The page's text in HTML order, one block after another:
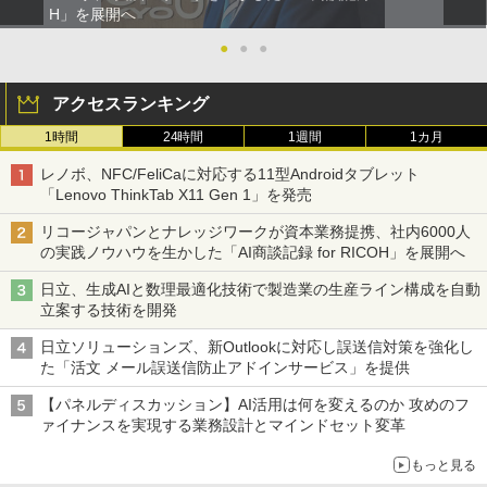
H」を展開へ
●
● ●
アクセスランキング
1時間 24時間 1週間 1カ月
レノボ、NFC/FeliCaに対応する11型Androidタブレット
「Lenovo ThinkTab X11 Gen 1」を発売
リコージャパンとナレッジワークが資本業務提携、社内6000人
の実践ノウハウを生かした「AI商談記録 for RICOH」を展開へ
日立、生成AIと数理最適化技術で製造業の生産ライン構成を自動
立案する技術を開発
日立ソリューションズ、新Outlookに対応し誤送信対策を強化し
た「活文 メール誤送信防止アドインサービス」を提供
【パネルディスカッション】AI活用は何を変えるのか 攻めのフ
ァイナンスを実現する業務設計とマインドセット変革
もっと見る